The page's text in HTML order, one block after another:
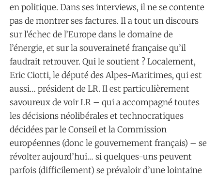
en politique. Dans ses interviews, il ne se contente
pas de montrer ses factures. Il a tout un discours
sur l’échec de l’Europe dans le domaine de
l’énergie, et sur la souveraineté française qu’il
faudrait retrouver. Qui le soutient ? Localement,
Eric Ciotti, le député des Alpes-Maritimes, qui est
aussi… président de LR. Il est particulièrement
savoureux de voir LR – qui a accompagné toutes
les décisions néolibérales et technocratiques
décidées par le Conseil et la Commission
européennes (donc le gouvernement français) – se
révolter aujourd’hui… si quelques-uns peuvent
parfois (difficilement) se prévaloir d’une lointaine